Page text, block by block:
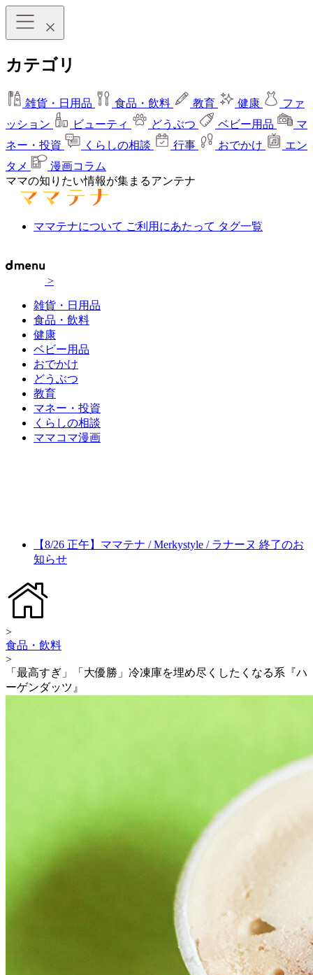
カテゴリ
雑貨・日用品 食品・飲料 教育 健康
ファ
ッション
ビューティ どうぶつ ベビー用品
マ
ネー・投資
くらしの相談 行事 おでかけ
エン
タメ
漫画コラム
ママの知りたい情報が集まるアンテナ
ママテナについて ご利用にあたって タグ一覧
>
雑貨・日用品
食品・飲料
健康
ベビー用品
おでかけ
どうぶつ
教育
マネー・投資
くらしの相談
ママコマ漫画
【8/26 正午】ママテナ / Merkystyle / ラナーヌ 終了のお
知らせ
>
食品・飲料
>
「最高すぎ」「大優勝」冷凍庫を埋め尽くしたくなる系『ハ
ーゲンダッツ』